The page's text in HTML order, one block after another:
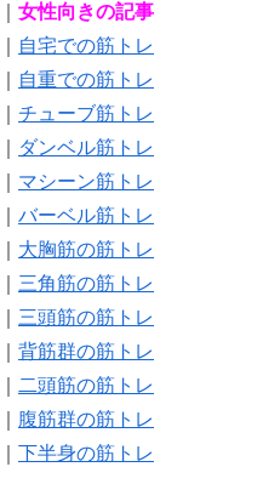
女性向きの記事
自宅での筋トレ
自重での筋トレ
チューブ筋トレ
ダンベル筋トレ
マシーン筋トレ
バーベル筋トレ
大胸筋の筋トレ
三角筋の筋トレ
三頭筋の筋トレ
背筋群の筋トレ
二頭筋の筋トレ
腹筋群の筋トレ
下半身の筋トレ